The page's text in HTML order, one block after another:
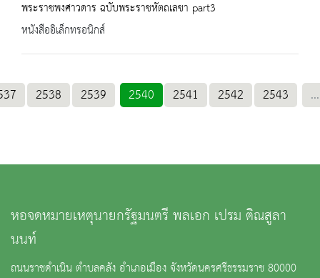
พระราชพงศาวดาร ฉบับพระราชหัตถเลขา part3
หนังสืออิเล็กทรอนิกส์
2538 2539 2540 2541 2542 2543 ...
หอจดหมายเหตุนายกรัฐมนตรี พลเอก เปรม ติณสูลา
นนท์
ถนนราชดำเนิน ตำบลคลัง อำเภอเมือง จังหวัดนครศรีธรรมราช 80000